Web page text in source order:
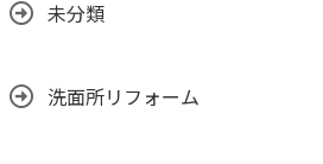
未分類
洗面所リフォーム